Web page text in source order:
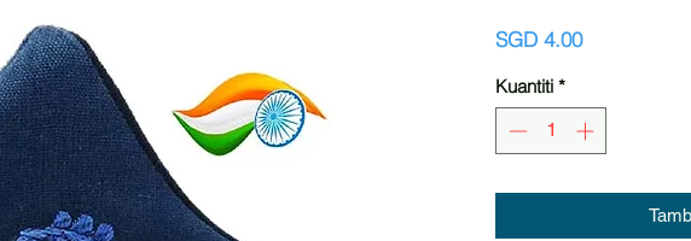
SGD 4.00Harga
Kuantiti *